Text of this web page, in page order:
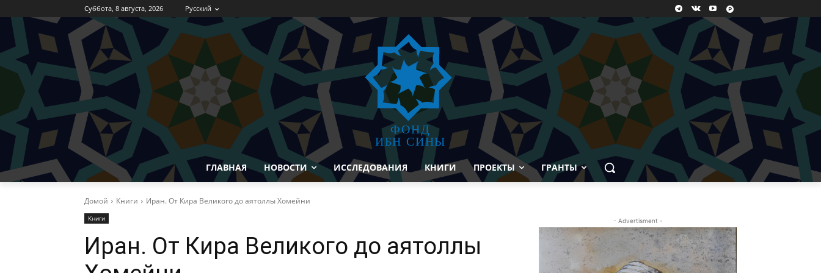
Суббота, 8 августа, 2026 Русский
ФОНД
ИБН СИНЫ
ГЛАВНАЯ НОВОСТИ ИССЛЕДОВАНИЯ КНИГИ ПРОЕКТЫ ГРАНТЫ
Домой Книги Иран. От Кира Великого до аятоллы Хомейни
Книги
Иран. От Кира Великого до аятоллы
- Advertisment -